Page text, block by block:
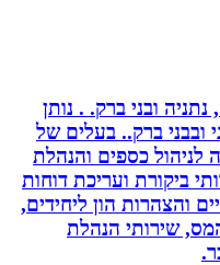
ובני ברק. . נותן
ברק.. בעלים של
כספים והנהלת
ועריכת דוחות
הון ליחידים,
הנהלת